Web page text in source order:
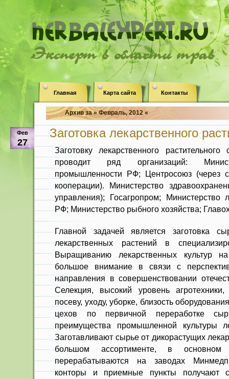
Эксперт в области трав
Главная Карта сайта Контакты
Архив за » Февраль, 2012 «
Фев
27
Заготовка лекарственного
Заготовку лекарственного
прово­дит ряд организаций:
промышленности РФ; Центросоюз (через
кооперации). Министерство
управления); Госагропром; Министерство
РФ; Минис­терство рыбного хозяйства;
Главной задачей является заготовка
лекарственных растений в
Выращива­нию лекарственных культур
большое внимание в связи с
направления в совершенствова­нии
Се­лекция, высокий уровень
посеву, уходу, уборке, близость
цехов по первичной переработке
преимущества промышленной культуры
Заготавливают сырье от дикорас­тущих
большом ассортименте, в
перерабатываются на заводах
конторы и приемные пункты получают